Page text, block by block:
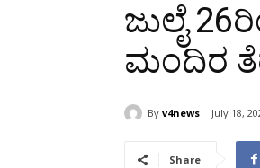
ಜುಲೈ
ಮಂದಿರ
By v4news July 18,
Share